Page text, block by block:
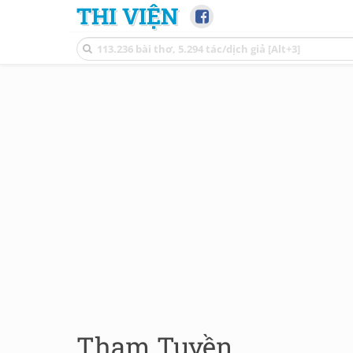
THI VIỆN
Tham Tuyền